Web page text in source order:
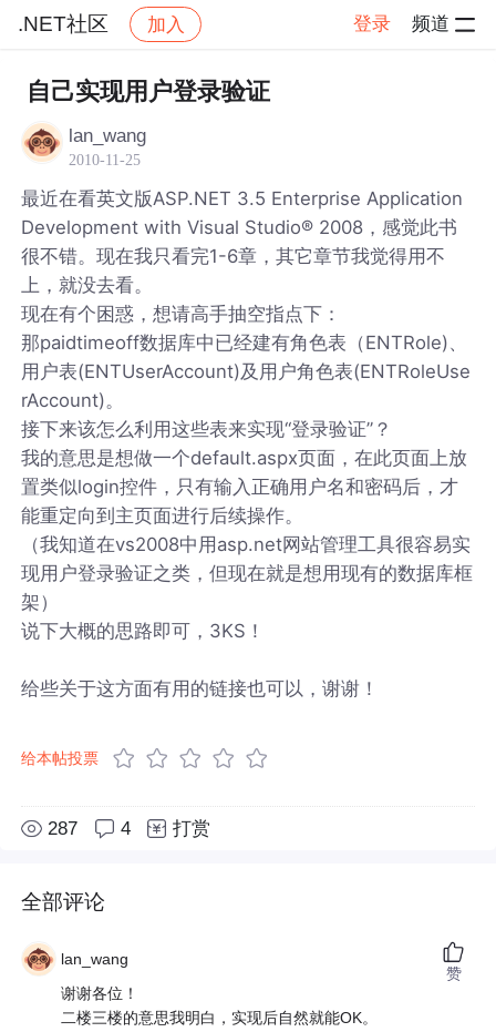
.NET社区 加入 登录 频道
社区 .NET社区 帖子详情
自己实现用户登录验证
lan_wang
2010-11-25
最近在看英文版ASP.NET 3.5 Enterprise Application
Development with Visual Studio® 2008，感觉此书
很不错。现在我只看完1-6章，其它章节我觉得用不
上，就没去看。
现在有个困惑，想请高手抽空指点下：
那paidtimeoff数据库中已经建有角色表（ENTRole)、
用户表(ENTUserAccount)及用户角色表(ENTRoleUse
rAccount)。
接下来该怎么利用这些表来实现“登录验证”？
我的意思是想做一个default.aspx页面，在此页面上放
置类似login控件，只有输入正确用户名和密码后，才
能重定向到主页面进行后续操作。
（我知道在vs2008中用asp.net网站管理工具很容易实
现用户登录验证之类，但现在就是想用现有的数据库框
架）
说下大概的思路即可，3KS！
给些关于这方面有用的链接也可以，谢谢！
给本帖投票
287 4 打赏
全部评论
lan_wang
谢谢各位！
二楼三楼的意思我明白，实现后自然就能OK。
赞